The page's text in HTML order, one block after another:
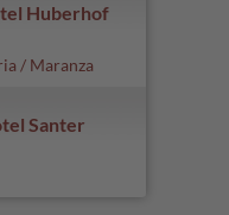
Huberhof
/ Maranza
Santer